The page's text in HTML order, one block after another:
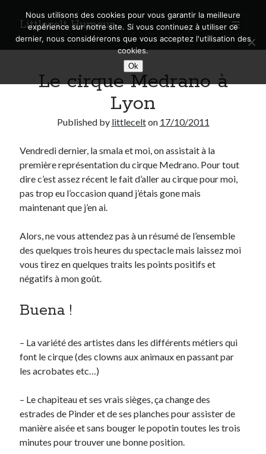
Littlecelt Humeur
open
primary
menu
Sidebar
Search
Derniers articles
Municipales 2026 : Lyon, Métropole et Caluire, mon choix pour l’avenir
Explorez les Chemins Enchantés à Vélo : Aventures Familiales près de
Lyon !
Quel Lyonnais es-tu, Renaud Ducher ?
Lyon ?
Comment je vis ma vie sur un vélo
Entretien ménager
littleceltdansComment j’ai opéré ma vélorution toute personnelle
AnthonydansComment j’ai opéré ma vélorution toute personnelle
Renaud DucherdansComment j’ai opéré ma vélorution toute
Commentaires récents
Entretien ménager
T’as vu quoi ? #52
Le cirque Medrano à
Lyon
Published by littlecelton 17/10/2011
Vendredi dernier, la smala et moi, on assistait à la
première représentation du cirque Medrano. Pour tout
dire c’est assez récent le fait d’aller au cirque pour moi,
pas trop eu l’occasion quand j’étais gone mais
maintenant que j’en ai.
Alors, ne vous attendez pas à un résumé de l’ensemble
des quelques trois heures du spectacle mais laissez moi
vous tirez en quelques traits les points positifs et
négatifs à mon goût.
Buena !
– La variété des artistes dans les différents métiers qui
font le cirque (des clowns aux animaux en passant par
les acrobates etc…)
– Le chapiteau et ses vrais sièges, ça change des
estrades de Pinder et de ses planches pour assister de
manière aisée et sans bouger le popotin toutes les trois
minutes pour trouver une bonne position.
Nous utilisons des cookies pour vous garantir la meilleure
expérience sur notre site. Si vous continuez à utiliser ce
dernier, nous considérerons que vous acceptez l'utilisation des
cookies.
Ok